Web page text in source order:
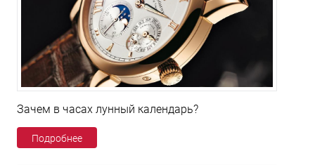
Зачем в часах лунный календарь?
Подробнее